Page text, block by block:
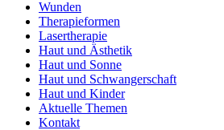
Wunden
Therapieformen
Lasertherapie
Haut und Ästhetik
Haut und Sonne
Haut und Schwangerschaft
Haut und Kinder
Aktuelle Themen
Kontakt